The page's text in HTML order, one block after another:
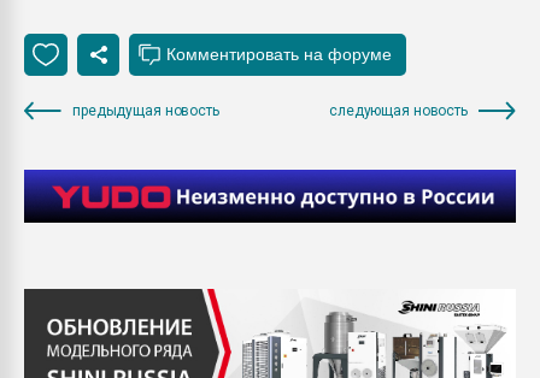
предыдущая новость следующая новость